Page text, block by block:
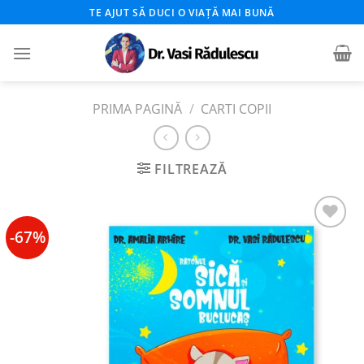
to
content
TE AJUT SĂ DUCI O VIAȚĂ MAI BUNĂ
PRIMA PAGINĂ / CARTI COPII
FILTREAZĂ
-67%
Add to
wishlist